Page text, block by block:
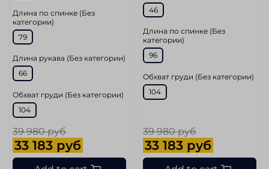
Длина по спинке (Без
категории)
79
Длина рукава (Без категории)
66
Обхват груди (Без категории)
104
39 980 руб
33 183 руб
46
Длина по спинке (Без
категории)
96
Обхват груди (Без категории)
104
39 980 руб
33 183 руб